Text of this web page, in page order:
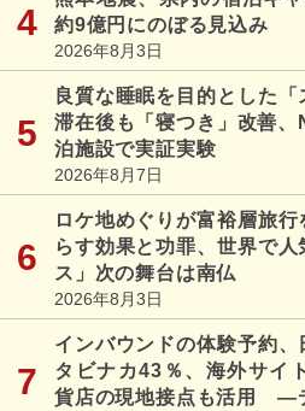
約9億円にのぼる見込み
2026年8月3日
良質な睡眠を目的とした「
滞在後も「寝つき」改善
泊施設で実証実験
2026年8月7日
ロケ地めぐりが富裕層旅
らす効果と功罪、世界で
ス」次の舞台は南仏
2026年8月3日
インバウンドの体験予約
タビナカ43％、海外サイ
貨店の現地接点も活用 ―